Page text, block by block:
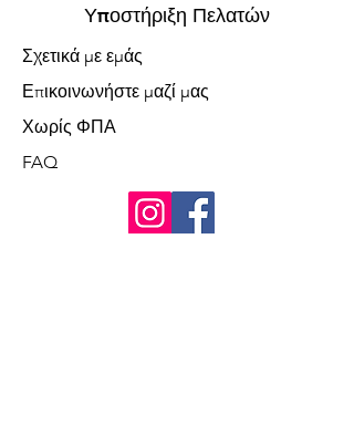
Υποστήριξη Πελατών
Σχετικά με εμάς
Επικοινωνήστε μαζί μας
Χωρίς ΦΠΑ
FAQ